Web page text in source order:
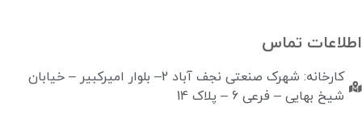
اطلاعات تماس
کارخانه: شهرک صنعتی نجف آباد 2– بلوار امیرکبیر – خیابان
شیخ بهایی – فرعی 6 – پلاک 14